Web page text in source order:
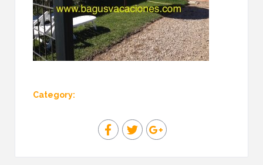
Category: